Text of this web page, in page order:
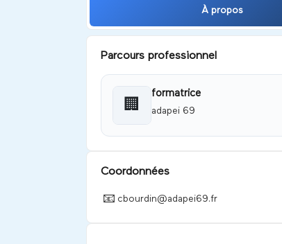
À propos
Parcours professionnel
🏢
formatrice
adapei 69
Coordonnées
📧 cbourdin@adapei69.fr